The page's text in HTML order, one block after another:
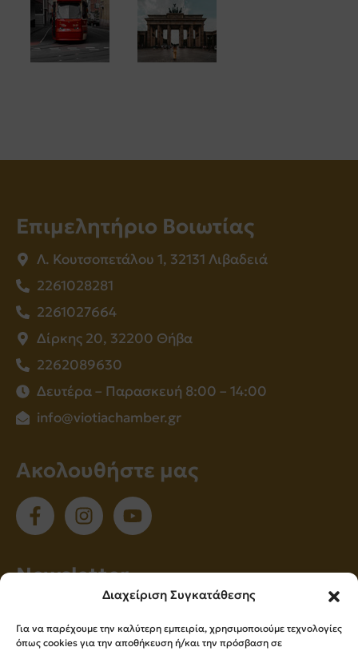
Διαχείριση Συγκατάθεσης
Για να παρέχουμε την καλύτερη εμπειρία, χρησιμοποιούμε τεχνολογίες
όπως cookies για την αποθήκευση ή/και την πρόσβαση σε
Επιμελητήριο Βοιωτίας
Λ. Κουτσοπετάλου 1, 32131 Λιβαδειά
2261028281
2261027664
Δίρκης 20, 32200 Θήβα
2262089630
Δευτέρα – Παρασκευή 8:00 – 14:00
info@viotiachamber.gr
Ακολουθήστε μας
Νewsletter
ενημερώνεστε πρώτοι για όλα τα νέα μας!